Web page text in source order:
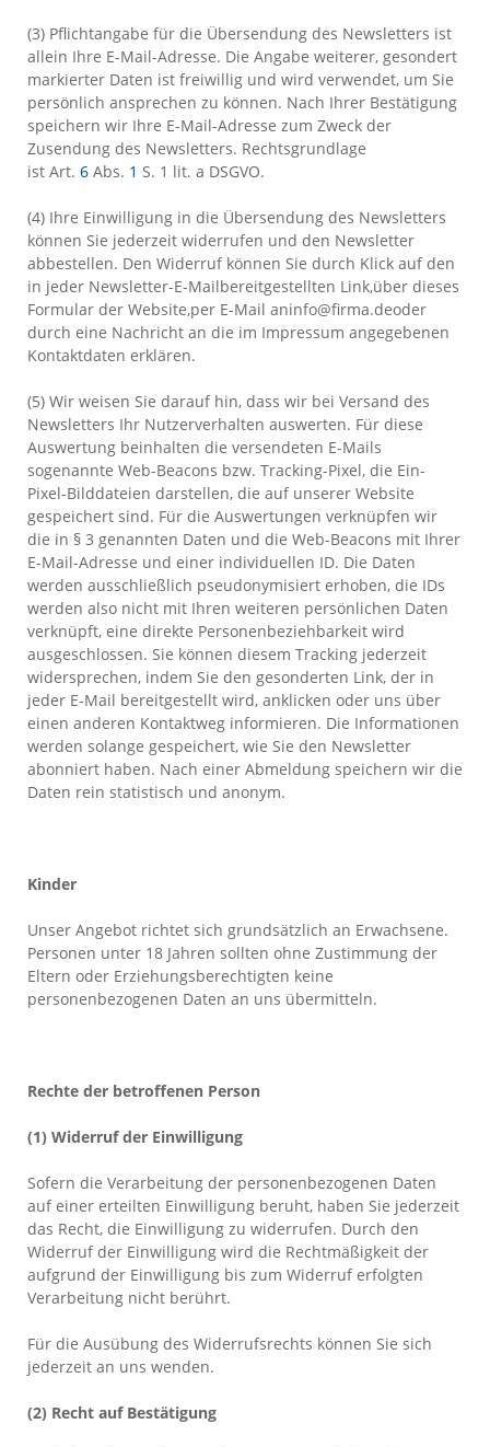
(3) Pflichtangabe für die Übersendung des Newsletters ist
allein Ihre E-Mail-Adresse. Die Angabe weiterer, gesondert
markierter Daten ist freiwillig und wird verwendet, um Sie
persönlich ansprechen zu können. Nach Ihrer Bestätigung
speichern wir Ihre E-Mail-Adresse zum Zweck der
Zusendung des Newsletters. Rechtsgrundlage
ist Art. 6Abs. 1 S. 1 lit. a DSGVO.
(4) Ihre Einwilligung in die Übersendung des Newsletters
können Sie jederzeit widerrufen und den Newsletter
abbestellen. Den Widerruf können Sie durch Klick auf den
in jeder Newsletter-E-Mailbereitgestellten Link,über dieses
Formular der Website,per E-Mail aninfo@firma.deoder
durch eine Nachricht an die im Impressum angegebenen
Kontaktdaten erklären.
(5) Wir weisen Sie darauf hin, dass wir bei Versand des
Newsletters Ihr Nutzerverhalten auswerten. Für diese
Auswertung beinhalten die versendeten E-Mails
sogenannte Web-Beacons bzw. Tracking-Pixel, die Ein-
Pixel-Bilddateien darstellen, die auf unserer Website
gespeichert sind. Für die Auswertungen verknüpfen wir
die in § 3 genannten Daten und die Web-Beacons mit Ihrer
E-Mail-Adresse und einer individuellen ID. Die Daten
werden ausschließlich pseudonymisiert erhoben, die IDs
werden also nicht mit Ihren weiteren persönlichen Daten
verknüpft, eine direkte Personenbeziehbarkeit wird
ausgeschlossen. Sie können diesem Tracking jederzeit
widersprechen, indem Sie den gesonderten Link, der in
jeder E-Mail bereitgestellt wird, anklicken oder uns über
einen anderen Kontaktweg informieren. Die Informationen
werden solange gespeichert, wie Sie den Newsletter
abonniert haben. Nach einer Abmeldung speichern wir die
Daten rein statistisch und anonym.
Kinder
Unser Angebot richtet sich grundsätzlich an Erwachsene.
Personen unter 18 Jahren sollten ohne Zustimmung der
Eltern oder Erziehungsberechtigten keine
personenbezogenen Daten an uns übermitteln.
Rechte der betroffenen Person
(1) Widerruf der Einwilligung
Sofern die Verarbeitung der personenbezogenen Daten
auf einer erteilten Einwilligung beruht, haben Sie jederzeit
das Recht, die Einwilligung zu widerrufen. Durch den
Widerruf der Einwilligung wird die Rechtmäßigkeit der
aufgrund der Einwilligung bis zum Widerruf erfolgten
Verarbeitung nicht berührt.
Für die Ausübung des Widerrufsrechts können Sie sich
jederzeit an uns wenden.
(2) Recht auf Bestätigung